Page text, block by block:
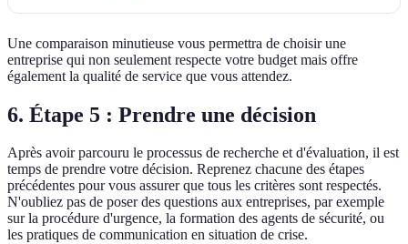
Une comparaison minutieuse vous permettra de choisir une
entreprise qui non seulement respecte votre budget mais offre
également la qualité de service que vous attendez.
6. Étape 5 : Prendre une décision
Après avoir parcouru le processus de recherche et d'évaluation, il est
temps de prendre votre décision. Reprenez chacune des étapes
précédentes pour vous assurer que tous les critères sont respectés.
N'oubliez pas de poser des questions aux entreprises, par exemple
sur la procédure d'urgence, la formation des agents de sécurité, ou
les pratiques de communication en situation de crise.